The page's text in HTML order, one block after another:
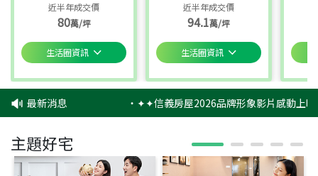
近半年成交價
80萬/坪
生活圈資訊
近半年成交價
94.1萬/坪
生活圈資訊
最新消息 ‧✦✦信義房屋2026品牌形象影片感動上
主題好宅